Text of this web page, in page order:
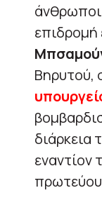
επιδρομή
Βηρυτού,
διάρκεια
εναντίον